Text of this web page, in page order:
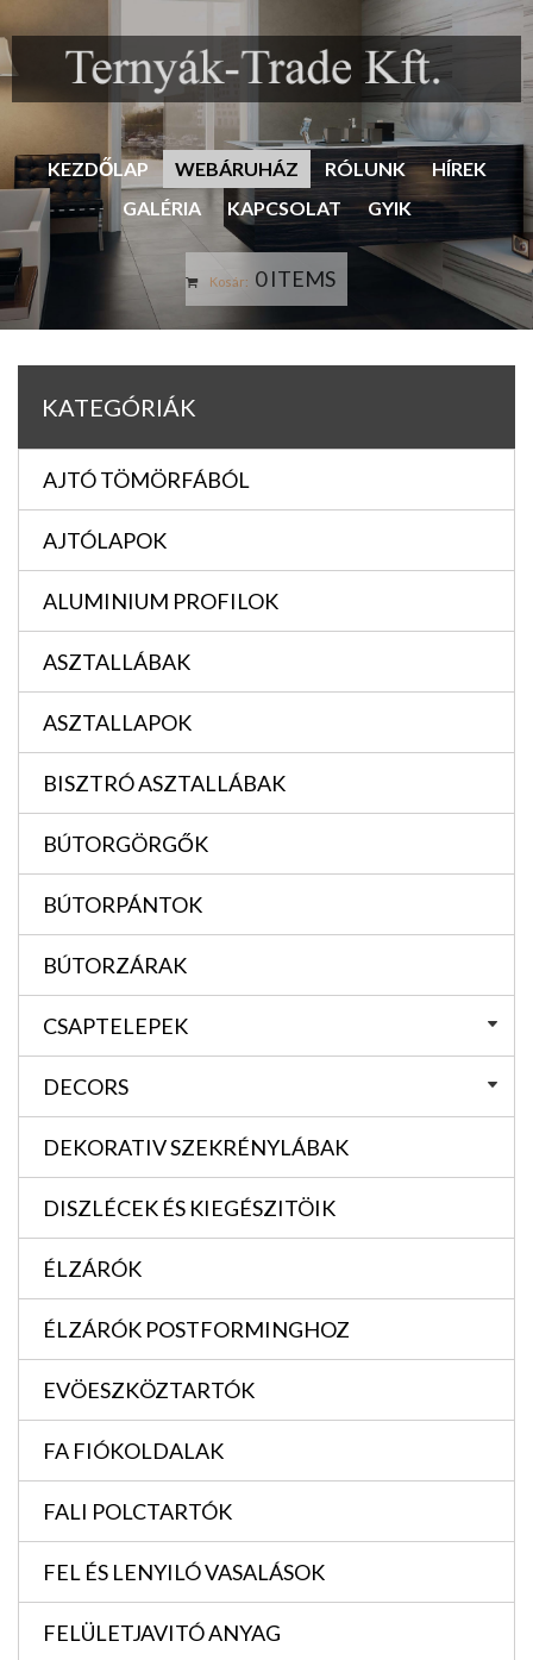
KEZDŐLAP WEBÁRUHÁZ RÓLUNK
HÍREK
GALÉRIA
KAPCSOLAT GYIK
Kosár: 0 ITEMS
KATEGÓRIÁK
AJTÓ TÖMÖRFÁBÓL
AJTÓLAPOK
ALUMINIUM PROFILOK
ASZTALLÁBAK
ASZTALLAPOK
BISZTRÓ ASZTALLÁBAK
BÚTORGÖRGŐK
BÚTORPÁNTOK
BÚTORZÁRAK
CSAPTELEPEK
DECORS
DEKORATIV SZEKRÉNYLÁBAK
DISZLÉCEK ÉS KIEGÉSZITÖIK
ÉLZÁRÓK
ÉLZÁRÓK POSTFORMINGHOZ
EVÖESZKÖZTARTÓK
FA FIÓKOLDALAK
FALI POLCTARTÓK
FEL ÉS LENYILÓ VASALÁSOK
FELÜLETJAVITÓ ANYAG